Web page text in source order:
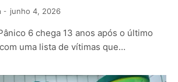
junho 4, 2026
6 chega 13 anos após o último
uma lista de vítimas que…